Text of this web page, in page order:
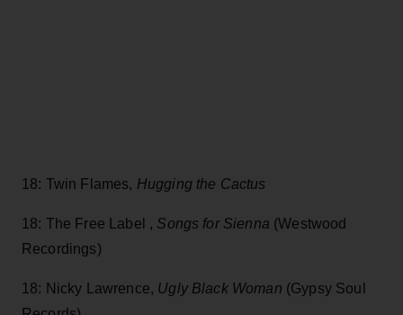
18: Twin Flames, Hugging the Cactus
18: The Free Label , Songs for Sienna (Westwood
Recordings)
18: Nicky Lawrence, Ugly Black Woman (Gypsy Soul